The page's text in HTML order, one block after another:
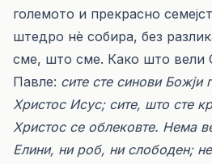
големото и прекрасно
штедро нѐ собира, без
сме, што сме. Како што вели
Павле: сите сте синови Божји
Христос Исус; сите, што сте
Христос се облековте. Нема
Елини, ни роб, ни слободен;